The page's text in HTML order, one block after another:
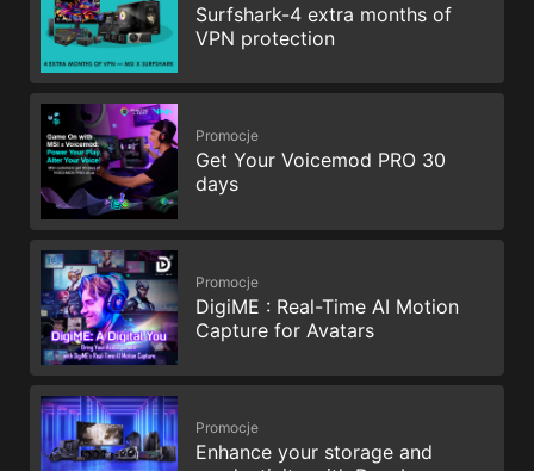
Surfshark-4 extra months of
VPN protection
Promocje
Get Your Voicemod PRO 30
days
Promocje
DigiME : Real-Time AI Motion
Capture for Avatars
Promocje
Enhance your storage and